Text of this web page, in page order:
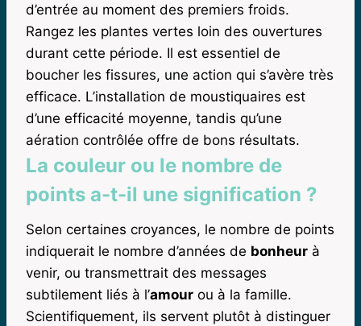
d’entrée au moment des premiers froids.
Rangez les plantes vertes loin des ouvertures
durant cette période. Il est essentiel de
boucher les fissures, une action qui s’avère très
efficace. L’installation de moustiquaires est
d’une efficacité moyenne, tandis qu’une
aération contrôlée offre de bons résultats.
La couleur ou le nombre de
points a-t-il une signification ?
Selon certaines croyances, le nombre de points
indiquerait le nombre d’années de bonheur à
venir, ou transmettrait des messages
subtilement liés à l’amour ou à la famille.
Scientifiquement, ils servent plutôt à distinguer